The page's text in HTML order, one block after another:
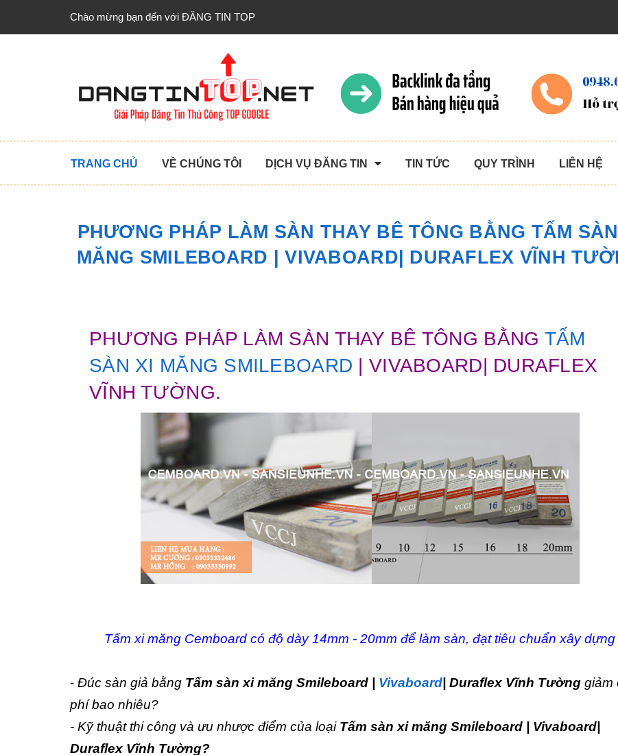
Chào mừng bạn đến với ĐĂNG TIN TOP
TRANG CHỦ VỀ CHÚNG TÔI DỊCH VỤ ĐĂNG TIN TIN TỨC QUY TRÌNH LIÊN HỆ
PHƯƠNG PHÁP LÀM SÀN THAY BÊ TÔNG BẰNG TẤM
MĂNG SMILEBOARD | VIVABOARD| DURAFLEX VĨNH
PHƯƠNG PHÁP LÀM SÀN THAY BÊ TÔNG BẰNG TẤM
SÀN XI MĂNG SMILEBOARD | VIVABOARD| DURAFLEX
VĨNH TƯỜNG.
Tấm xi măng Cemboard có độ dày 14mm - 20mm để làm sàn, đạt tiêu chuẩn xây dựng
- Đúc sàn giả bằng Tấm sàn xi măng Smileboard | Vivaboard | Duraflex Vĩnh Tường giảm
phí bao nhiêu?
- Kỹ thuật thi công và ưu nhược điểm của loại Tấm sàn xi măng Smileboard | Vivaboard|
Duraflex Vĩnh Tường?